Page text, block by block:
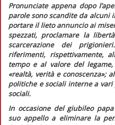
Pronunciate appena dopo
parole sono scandite da alcuni
portare il lieto annuncio ai
spezzati, proclamare la
scarcerazione dei
riferimenti, rispettivamente,
tempo e al valore del
«realtà, verità e conoscenza»;
politiche e sociali interne a
sociali.
In occasione del giubileo
suo appello a eliminare la